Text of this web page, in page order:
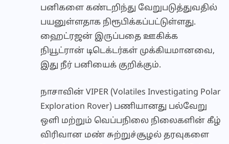
பனிகளை கண்டறிந்து வேறுபடுத்துவதில்
பயனுள்ளதாக நிரூபிக்கப்பட்டுள்ளது.
ஹைட்ரஜன் இருப்பதை ஊகிக்க
நியூட்ரான் டிடெக்டர்கள் முக்கியமானவை,
இது நீர் பனியைக் குறிக்கும்.
நாசாவின் VIPER (Volatiles Investigating Polar
Exploration Rover) பணியானது பல்வேறு
ஒளி மற்றும் வெப்பநிலை நிலைகளின் கீழ்
விரிவான மண் சுற்றுச்சூழல் தரவுகளை